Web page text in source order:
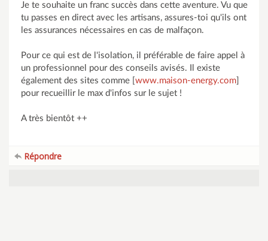
Je te souhaite un franc succès dans cette aventure. Vu que
tu passes en direct avec les artisans, assures-toi qu'ils ont
les assurances nécessaires en cas de malfaçon.
Pour ce qui est de l'isolation, il préférable de faire appel à
un professionnel pour des conseils avisés. Il existe
également des sites comme [ www.maison-energy.com
pour recueillir le max d'infos sur le sujet !
A très bientôt ++
Répondre